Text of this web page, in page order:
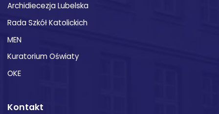
Archidiecezja Lubelska
Rada Szkół Katolickich
MEN
Kuratorium Oświaty
OKE
Kontakt